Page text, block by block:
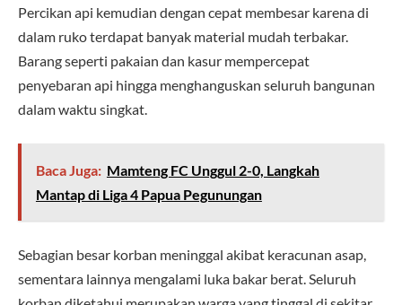
Percikan api kemudian dengan cepat membesar karena di
dalam ruko terdapat banyak material mudah terbakar.
Barang seperti pakaian dan kasur mempercepat
penyebaran api hingga menghanguskan seluruh bangunan
dalam waktu singkat.
Baca Juga: Mamteng FC Unggul 2-0, Langkah
Mantap di Liga 4 Papua Pegunungan
Sebagian besar korban meninggal akibat keracunan asap,
sementara lainnya mengalami luka bakar berat. Seluruh